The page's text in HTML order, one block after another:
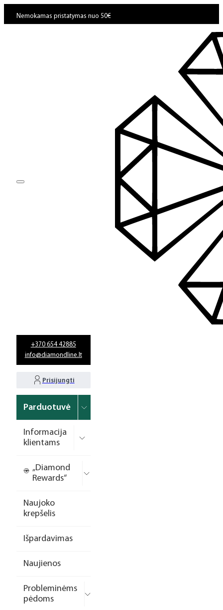
Nemokamas pristatymas nuo 50€
+370 654 42885
info@diamondline.lt
Prisijungti
Parduotuvė
Informacija
klientams
„Diamond
Rewards“
Naujoko
krepšelis
Išpardavimas
Naujienos
Probleminėms
pėdoms